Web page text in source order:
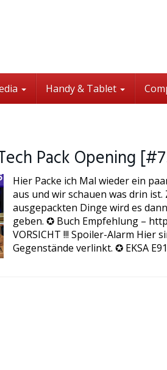
Handy & Tablet
Pack Opening
Hier Packe ich Mal wieder ein
aus und wir schauen was drin
ausgepackten Dinge wird es
geben. ✪ Buch Empfehlung –
VORSICHT !!! Spoiler-Alarm Hier
Gegenstände verlinkt. ✪ EKSA